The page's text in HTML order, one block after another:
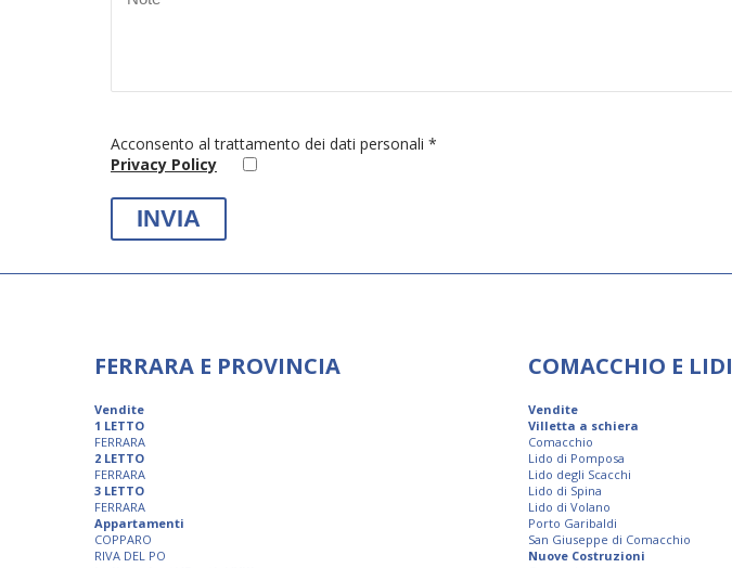
Acconsento al trattamento dei dati personali *
Privacy Policy
FERRARA E PROVINCIA
Vendite
1 LETTO
FERRARA
2 LETTO
FERRARA
3 LETTO
FERRARA
Appartamenti
COPPARO
RIVA DEL PO
COMACCHIO E LIDI
Vendite
Villetta a schiera
Comacchio
Lido di Pomposa
Lido degli Scacchi
Lido di Spina
Lido di Volano
Porto Garibaldi
San Giuseppe di Comacchio
Nuove Costruzioni